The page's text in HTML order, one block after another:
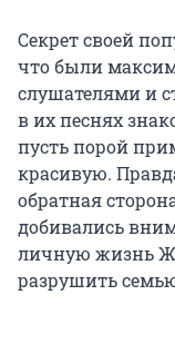
Секрет своей
что были
слушателями и
в их песнях
пусть порой
красивую.
обратная
добивались
личную жизнь
разрушить